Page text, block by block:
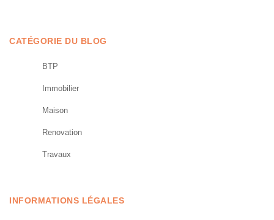
CATÉGORIE DU BLOG
BTP
Immobilier
Maison
Renovation
Travaux
INFORMATIONS LÉGALES